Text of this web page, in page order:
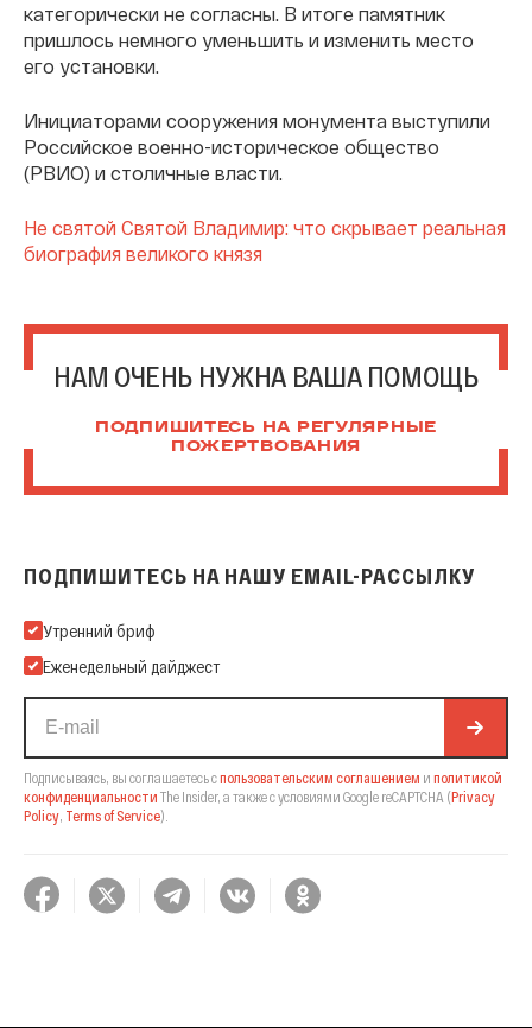
категорически не согласны. В итоге памятник
пришлось немного уменьшить и изменить место
его установки.
Инициаторами сооружения монумента выступили
Российское военно-историческое общество
(РВИО) и столичные власти.
Не святой Святой Владимир: что скрывает реальная
биография великого князя
НАМ ОЧЕНЬ НУЖНА ВАША ПОМОЩЬ
ПОДПИШИТЕСЬ НА РЕГУЛЯРНЫЕ
ПОЖЕРТВОВАНИЯ
ПОДПИШИТЕСЬ НА НАШУ EMAIL-РАССЫЛКУ
Подпишитесь на нашу Email-рассылку
Утренний бриф
Еженедельный дайджест
Подписываясь, вы соглашаетесь спользовательским соглашением и политикой
конфиденциальности The Insider, а также с условиями Google reCAPTCHA (Privacy
Policy, Terms of Service).